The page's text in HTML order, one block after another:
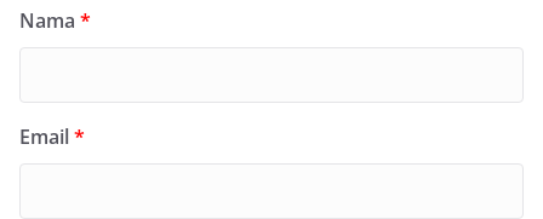
Nama *
Email*